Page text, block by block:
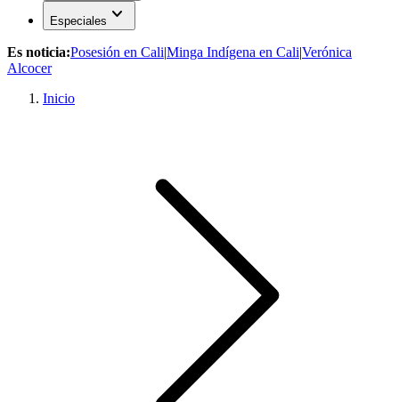
Especiales expand_more
Es noticia:Posesión en Cali|Minga Indígena en Cali|Verónica
Alcocer
Inicio